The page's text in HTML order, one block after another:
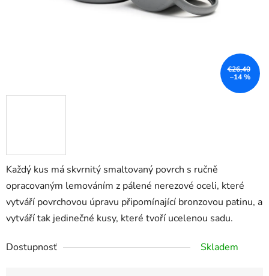
Každý kus má skvrnitý smaltovaný povrch s ručně
opracovaným lemováním z pálené nerezové oceli, které
vytváří povrchovou úpravu připomínající bronzovou patinu, a
vytváří tak jedinečné kusy, které tvoří ucelenou sadu.
Dostupnosť Skladem
€26,40
–14 %